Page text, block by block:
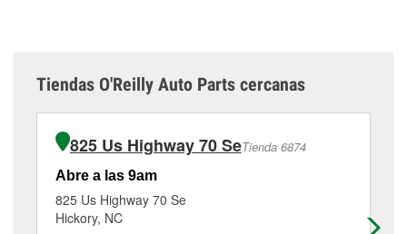
Tiendas O'Reilly Auto Parts cercanas
825 Us Highway 70 SeTienda 6874
Abre a las 9am
825 Us Highway 70 Se
Hickory, NC